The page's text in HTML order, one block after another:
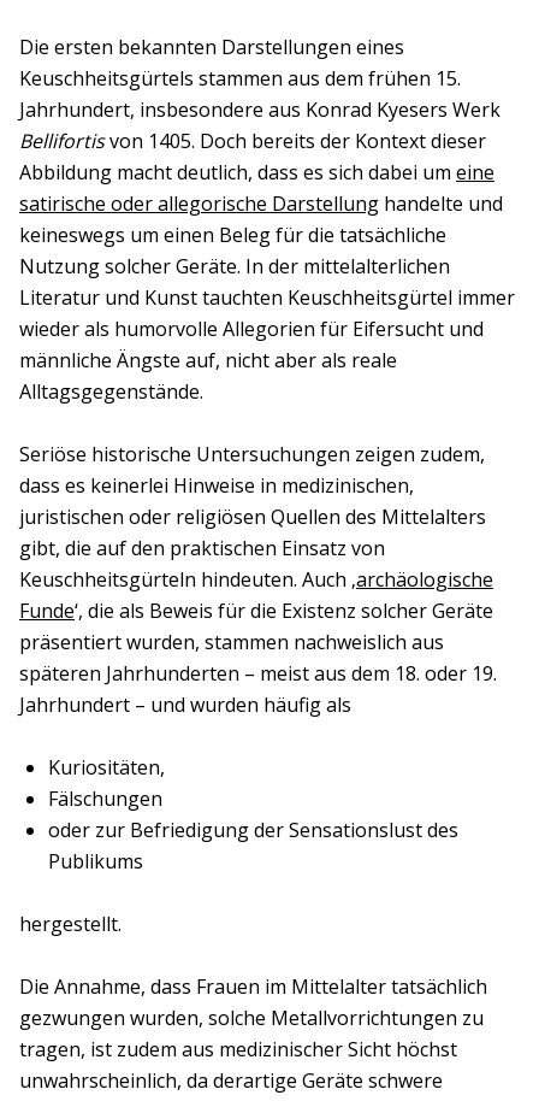
Die ersten bekannten Darstellungen eines
Keuschheitsgürtels stammen aus dem frühen 15.
Jahrhundert, insbesondere aus Konrad Kyesers Werk
Bellifortisvon 1405. Doch bereits der Kontext dieser
Abbildung macht deutlich, dass es sich dabei um eine
satirische oder allegorische Darstellung handelte und
keineswegs um einen Beleg für die tatsächliche
Nutzung solcher Geräte. In der mittelalterlichen
Literatur und Kunst tauchten Keuschheitsgürtel immer
wieder als humorvolle Allegorien für Eifersucht und
männliche Ängste auf, nicht aber als reale
Alltagsgegenstände.
Seriöse historische Untersuchungen zeigen zudem,
dass es keinerlei Hinweise in medizinischen,
juristischen oder religiösen Quellen des Mittelalters
gibt, die auf den praktischen Einsatz von
Keuschheitsgürteln hindeuten. Auch ‚archäologische
Funde‘, die als Beweis für die Existenz solcher Geräte
präsentiert wurden, stammen nachweislich aus
späteren Jahrhunderten – meist aus dem 18. oder 19.
Jahrhundert – und wurden häufig als
Kuriositäten,
Fälschungen
oder zur Befriedigung der Sensationslust des
Publikums
hergestellt.
Die Annahme, dass Frauen im Mittelalter tatsächlich
gezwungen wurden, solche Metallvorrichtungen zu
tragen, ist zudem aus medizinischer Sicht höchst
unwahrscheinlich, da derartige Geräte schwere